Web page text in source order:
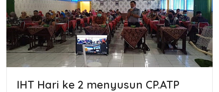
IHT Hari ke 2 menyusun CP.ATP